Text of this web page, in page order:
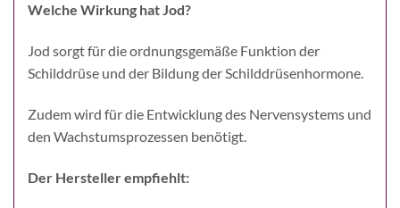
Welche Wirkung hat Jod?
Jod sorgt für die ordnungsgemäße Funktion der
Schilddrüse und der Bildung der Schilddrüsenhormone.
Zudem wird für die Entwicklung des Nervensystems und
den Wachstumsprozessen benötigt.
Der Hersteller empfiehlt: